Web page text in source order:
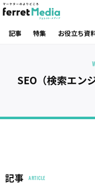
記事 特集 お役立ち資
SEO（検索エン
記事 ARTICLE